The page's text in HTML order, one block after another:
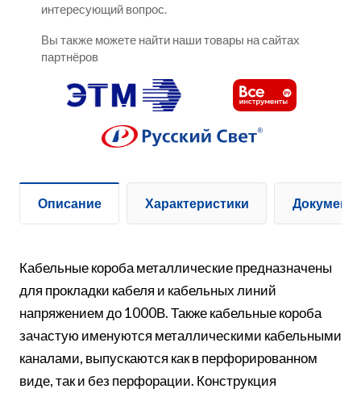
интересующий вопрос.
Вы также можете найти наши товары на сайтах
партнёров
Описание Характеристики
Кабельные короба металлические предназначены
для прокладки кабеля и кабельных линий
напряжением до 1000В. Также кабельные короба
зачастую именуются металлическими кабельными
каналами, выпускаются как в перфорированном
виде, так и без перфорации. Конструкция